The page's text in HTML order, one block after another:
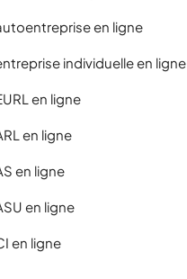
en ligne
individuelle en ligne
en ligne
en ligne
en ligne
en ligne
en ligne